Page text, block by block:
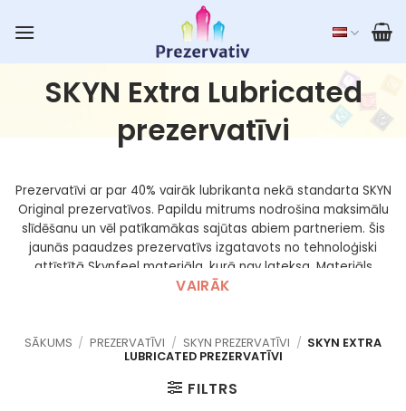
SKYN Extra Lubricated
prezervatīvi
Prezervatīvi ar par 40% vairāk lubrikanta nekā standarta SKYN
Original prezervatīvos. Papildu mitrums nodrošina maksimālu
slīdēšanu un vēl patīkamākas sajūtas abiem partneriem. Šis
jaunās paaudzes prezervatīvs izgatavots no tehnoloģiski
attīstītā Skynfeel materiāla, kurā nav lateksa. Materiāls
piešķir īpašu maigumu, ērtu piegulšanu un patīkamu sajūtu, ir
garšas, viegli uzvelkami, ar spermas rezervuāru. Prezervatīvi
atbilst visiem kvalitātes standartiem un ir uzticami un droši
lietošanai. Nodrošina aizsardzību pret nevēlamu grūtniecību
un seksuāli transmisīvām slimībām.
VAIRĀK
SĀKUMS / PREZERVATĪVI / SKYN PREZERVATĪVI / SKYN EXTRA
LUBRICATED PREZERVATĪVI
FILTRS